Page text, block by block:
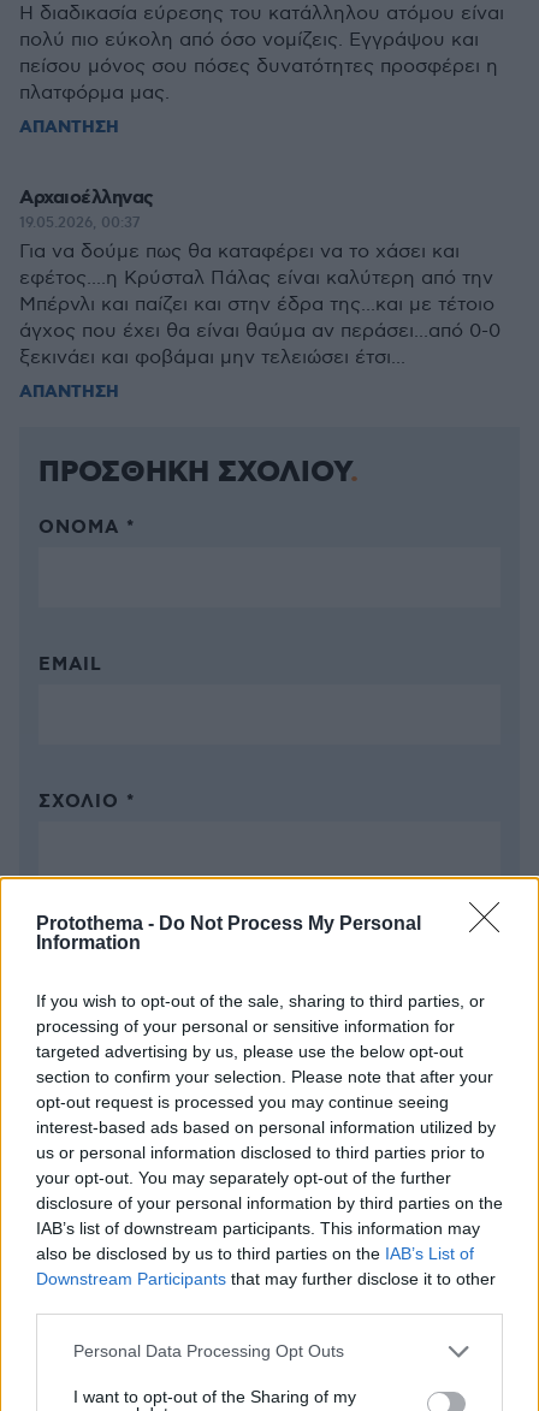
Protothema - Do Not Process My Personal
Information
If you wish to opt-out of the sale, sharing to third parties, or
processing of your personal or sensitive information for
targeted advertising by us, please use the below opt-out
section to confirm your selection. Please note that after your
opt-out request is processed you may continue seeing
interest-based ads based on personal information utilized by
us or personal information disclosed to third parties prior to
your opt-out. You may separately opt-out of the further
disclosure of your personal information by third parties on the
IAB’s list of downstream participants. This information may
also be disclosed by us to third parties on the IAB’s List of
Downstream Participants that may further disclose it to other
Please note that this website/app uses one or more Google
not limited to your visit or usage behaviour. You may click to
Personal Data Processing Opt Outs
I want to opt-out of the Sharing of my
Η διαδικασία εύρεσης του κατάλληλου ατόμου είναι
πολύ πιο εύκολη από όσο νομίζεις. Εγγράψου και
πείσου μόνος σου πόσες δυνατότητες προσφέρει η
πλατφόρμα μας.
ΑΠΑΝΤΗΣΗ
Αρχαιοέλληνας
19.05.2026, 00:37
Για να δούμε πως θα καταφέρει να το χάσει και
εφέτος....η Κρύσταλ Πάλας είναι καλύτερη από την
Μπέρνλι και παίζει και στην έδρα της...και με τέτοιο
άγχος που έχει θα είναι θαύμα αν περάσει...από 0-0
ξεκινάει και φοβάμαι μην τελειώσει έτσι...
ΑΠΑΝΤΗΣΗ
ΠΡΟΣΘΗΚΗ ΣΧΟΛΙΟΥ
ΌΝΟΜΑ *
EMAIL
ΣΧΌΛΙΟ *
Απομένουν 2500χαρακτήρες
* Υποχρεωτικά πεδία
ΡΟΗ ΕΙΔΗΣΕΩΝ
Ειδήσεις Δημοφιλή Σχολιασμένα